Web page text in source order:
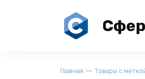
Главная Товары с